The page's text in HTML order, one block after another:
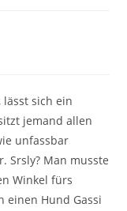
lässt sich ein
jemand allen
unfassbar
Srsly? Man musste
Winkel fürs
einen Hund Gassi